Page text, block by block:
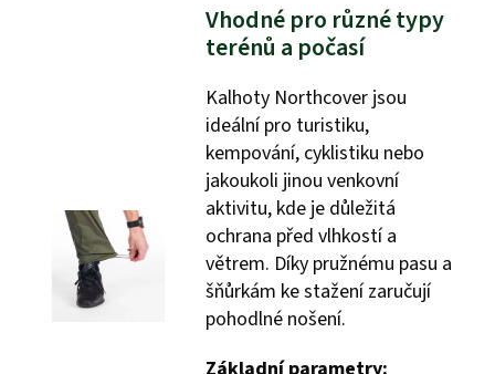
Vhodné pro různé typy
terénů a počasí
Kalhoty Northcover jsou
ideální pro turistiku,
kempování, cyklistiku nebo
jakoukoli jinou venkovní
aktivitu, kde je důležitá
ochrana před vlhkostí a
větrem. Díky pružnému pasu a
šňůrkám ke stažení zaručují
pohodlné nošení.